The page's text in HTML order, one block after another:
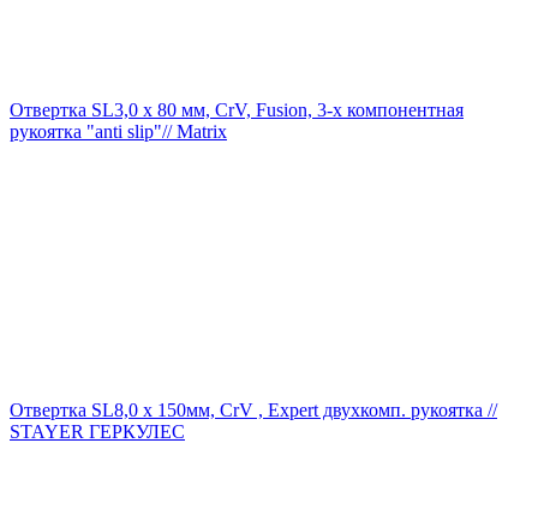
Отвертка SL3,0 х 80 мм, CrV, Fusion, 3-х компонентная
рукоятка "anti slip"// Matrix
Отвертка SL8,0 x 150мм, CrV , Expert двухкомп. рукоятка //
STAYER ГЕРКУЛЕС